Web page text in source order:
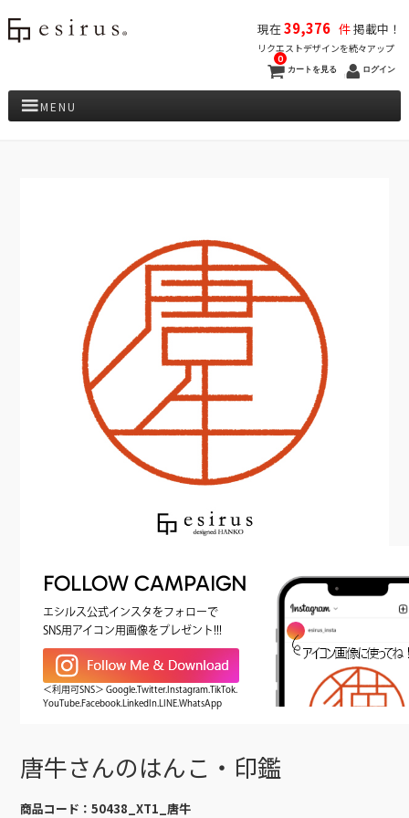
現在39,376 件掲載中！
リクエストデザインを続々アップ
カートを見る
0
ログイン
MENU
FOLLOW CAMPAIGN
エシルス公式インスタをフォローで
SNS用アイコン用画像をプレゼント!!!
＜利用可SNS＞ Google.Twitter.Instagram.TikTok.
YouTube.Facebook.LinkedIn.LINE.WhatsApp
唐牛さんのはんこ・印鑑
商品コード：50438_XT1_唐牛